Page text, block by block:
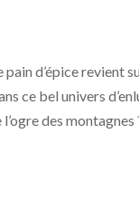
d’épice revient
ce bel univers
des